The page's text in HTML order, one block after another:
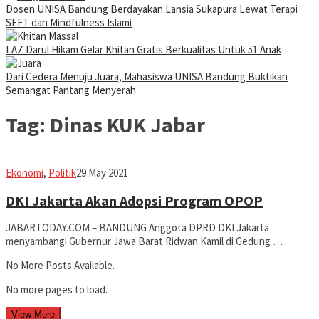
Dosen UNISA Bandung Berdayakan Lansia Sukapura Lewat Terapi
SEFT dan Mindfulness Islami
LAZ Darul Hikam Gelar Khitan Gratis Berkualitas Untuk 51 Anak
Dari Cedera Menuju Juara, Mahasiswa UNISA Bandung Buktikan
Semangat Pantang Menyerah
Tag: Dinas KUK Jabar
Ekonomi, PolitikAvila
29 May 2021
DKI Jakarta Akan Adopsi Program OPOP
JABARTODAY.COM – BANDUNG Anggota DPRD DKI Jakarta
menyambangi Gubernur Jawa Barat Ridwan Kamil di Gedung …
No More Posts Available.
No more pages to load.
View More